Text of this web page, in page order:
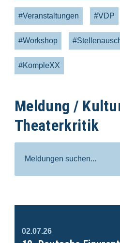
Meldung /
Theaterkritik
Suche
02.07.26
#Veranstaltungen #VDP
#Workshop
#KompleXX